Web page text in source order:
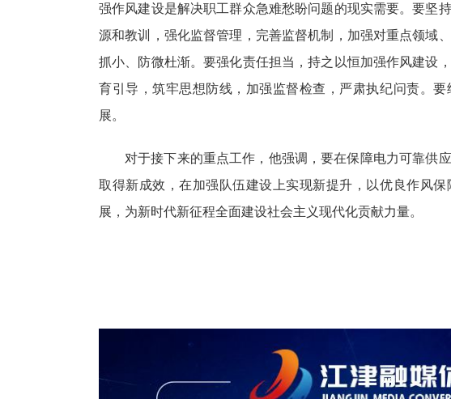
强作风建设是解决职工群众急难愁盼问题的现实需要。要坚
源和教训，强化监督管理，完善监督机制，加强对重点领域
抓小、防微杜渐。要强化责任担当，持之以恒加强作风建设
育引导，筑牢思想防线，加强监督检查，严肃执纪问责。
展。
对于接下来的重点工作，他强调，要在保障电力可靠供
取得新成效，在加强队伍建设上实现新提升，以优良作风
展，为新时代新征程全面建设社会主义现代化贡献力量。